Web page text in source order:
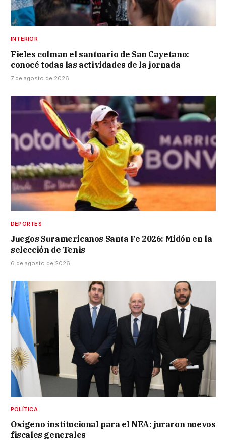
INTERIOR
Fieles colman el santuario de San Cayetano:
conocé todas las actividades de la jornada
7 de agosto de 2026
DEPORTES
Juegos Suramericanos Santa Fe 2026: Midón en la
selección de Tenis
6 de agosto de 2026
POLÍTICA
Oxígeno institucional para el NEA: juraron nuevos
fiscales generales